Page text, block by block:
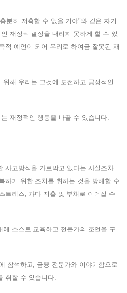
분히 저축할 수 없을 거야"와 같은 자기
재정적 결정을 내리지 못하게 할 수 있
적 예언이 되어 우리로 하여금 잘못된 재
해 우리는 그것에 도전하고 긍정적인
재정적인 행동을 바꿀 수 있습니다.
사고방식을 가로막고 있다는 사실조차
하기 위한 조치를 취하는 것을 방해할 수
트레스, 과다 지출 및 부채로 이어질 수
해 스스로 교육하고 전문가의 조언을 구
참석하고, 금융 전문가와 이야기함으로
취할 수 있습니다.